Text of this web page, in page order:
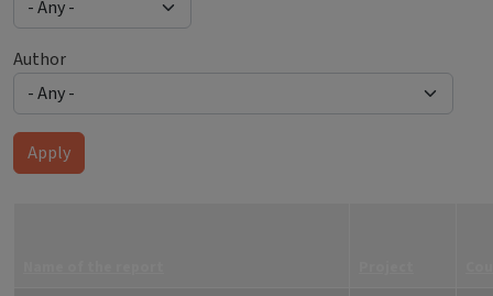
Author
Apply